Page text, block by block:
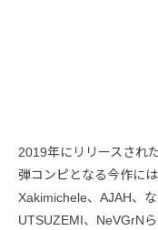
2019年にリリースされ
弾コンピとなる今作に
Xakimichele、AJAH、
UTSUZEMI、NeVGrN